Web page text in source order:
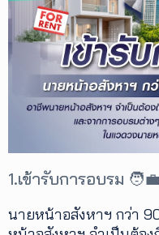
1.เข้ารับการอบรม 🧑‍💼
นายหน้าอสังหาฯ กว่า